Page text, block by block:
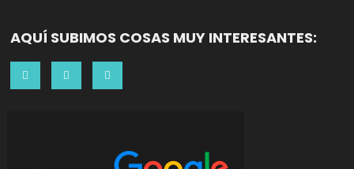
AQUÍ SUBIMOS COSAS MUY INTERESANTES: